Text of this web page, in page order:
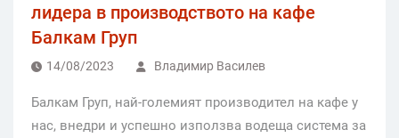
лидера в производството на кафе
Балкам Груп
14/08/2023 Владимир Василев
Балкам Груп, най-големият производител на кафе у
нас, внедри и успешно използва водеща система за